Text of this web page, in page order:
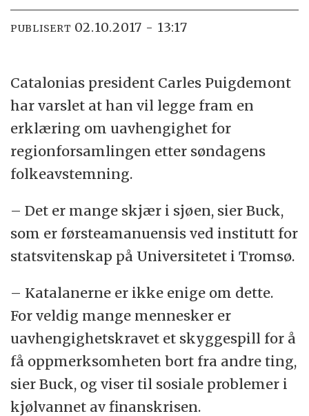
PUBLISERT 02.10.2017 - 13:17
Catalonias president Carles Puigdemont
har varslet at han vil legge fram en
erklæring om uavhengighet for
regionforsamlingen etter søndagens
folkeavstemning.
– Det er mange skjær i sjøen, sier Buck,
som er førsteamanuensis ved institutt for
statsvitenskap på Universitetet i Tromsø.
– Katalanerne er ikke enige om dette.
For veldig mange mennesker er
uavhengighetskravet et skyggespill for å
få oppmerksomheten bort fra andre ting,
sier Buck, og viser til sosiale problemer i
kjølvannet av finanskrisen.